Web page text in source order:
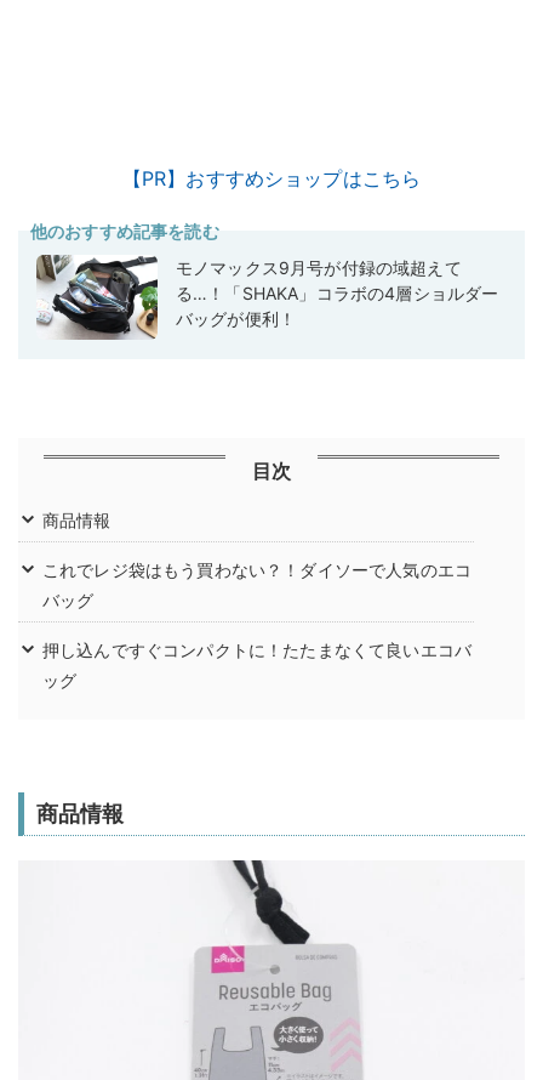
【PR】おすすめショップはこちら
他のおすすめ記事を読む
モノマックス9月号が付録の域超えて
る…！「SHAKA」コラボの4層ショルダー
バッグが便利！
目次
商品情報
これでレジ袋はもう買わない？！ダイソーで人気のエコ
バッグ
押し込んですぐコンパクトに！たたまなくて良いエコバ
ッグ
商品情報